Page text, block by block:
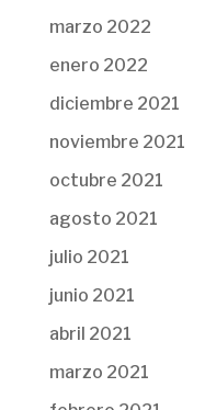
marzo 2022
enero 2022
diciembre 2021
noviembre 2021
octubre 2021
agosto 2021
julio 2021
junio 2021
abril 2021
marzo 2021